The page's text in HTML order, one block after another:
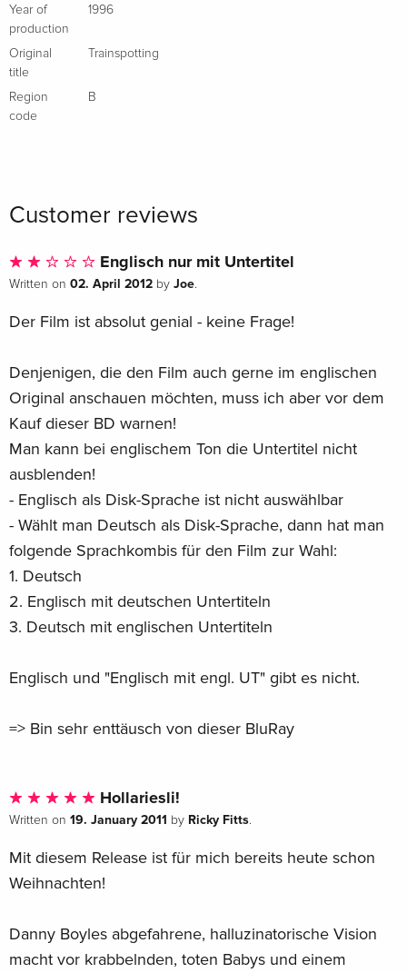
Year of
production
1996
Original
title
Trainspotting
Region
code
B
Customer reviews
Englisch nur mit Untertitel
Written on 02. April 2012 by Joe.
Der Film ist absolut genial - keine Frage!
Denjenigen, die den Film auch gerne im englischen
Original anschauen möchten, muss ich aber vor dem
Kauf dieser BD warnen!
Man kann bei englischem Ton die Untertitel nicht
ausblenden!
- Englisch als Disk-Sprache ist nicht auswählbar
- Wählt man Deutsch als Disk-Sprache, dann hat man
folgende Sprachkombis für den Film zur Wahl:
1. Deutsch
2. Englisch mit deutschen Untertiteln
3. Deutsch mit englischen Untertiteln
Englisch und "Englisch mit engl. UT" gibt es nicht.
=> Bin sehr enttäusch von dieser BluRay
Hollariesli!
Written on 19. January 2011 by Ricky Fitts.
Mit diesem Release ist für mich bereits heute schon
Weihnachten!
Danny Boyles abgefahrene, halluzinatorische Vision
macht vor krabbelnden, toten Babys und einem